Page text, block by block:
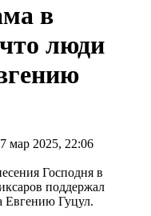
в
люди
мар 2025, 22:06
Господня в
поддержал
Евгению Гуцул.